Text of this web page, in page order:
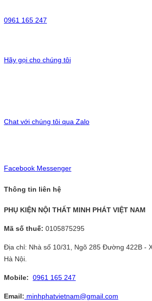
0961 165 247
Hãy gọi cho chúng tôi
Chat với chúng tôi qua Zalo
Facebook Messenger
Thông tin liên hệ
PHỤ KIỆN NỘI THẤT MINH PHÁT VIỆT NAM
Mã số thuế: 0105875295
Địa chỉ: Nhà số 10/31, Ngõ 285 Đường 422B -
Hà Nội.
Mobile: 0961 165 247
Email: minhphatvietnam@gmail.com